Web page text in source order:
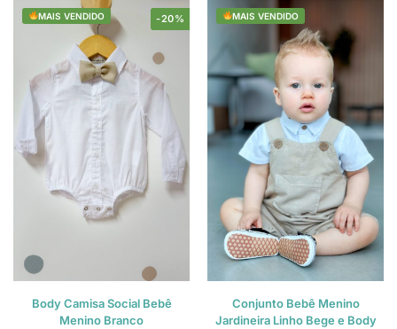
-20%
MAIS VENDIDO
Body Camisa Social Bebê
Menino Branco
MAIS VENDIDO
Conjunto Bebê Menino
Jardineira Linho Bege e Body